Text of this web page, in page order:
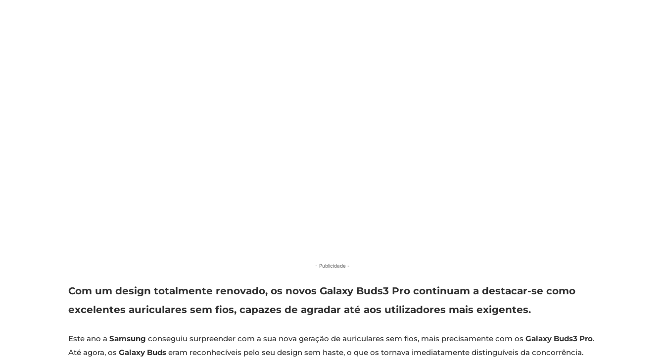
- Publicidade -
Com um design totalmente renovado, os novos Galaxy Buds3 Pro continuam a destacar-se como
excelentes auriculares sem fios, capazes de agradar até aos utilizadores mais exigentes.
Este ano a Samsung conseguiu surpreender com a sua nova geração de auriculares sem fios, mais precisamente com os Galaxy Buds3 Pro.
Até agora, os Galaxy Buds eram reconhecíveis pelo seu design sem haste, o que os tornava imediatamente distinguíveis da concorrência.